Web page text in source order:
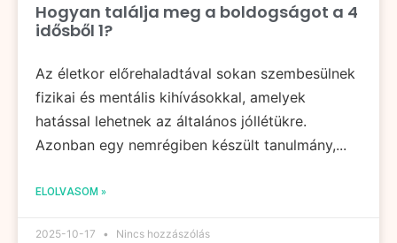
Hogyan találja meg a boldogságot a 4
idősből 1?
Az életkor előrehaladtával sokan szembesülnek
fizikai és mentális kihívásokkal, amelyek
hatással lehetnek az általános jóllétükre.
Azonban egy nemrégiben készült tanulmány,...
ELOLVASOM »
2025-10-17 Nincs hozzászólás